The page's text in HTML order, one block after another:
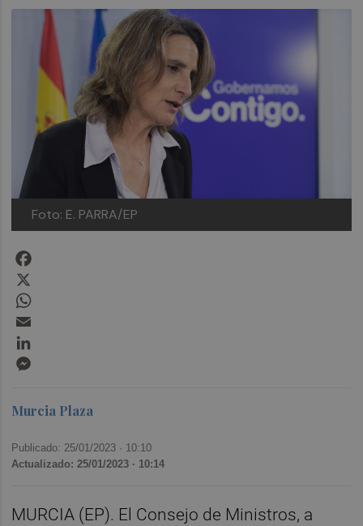
Foto: E. PARRA/EP
Murcia Plaza
Publicado: 25/01/2023 · 10:10
Actualizado: 25/01/2023 · 10:14
MURCIA (EP). El Consejo de Ministros, a